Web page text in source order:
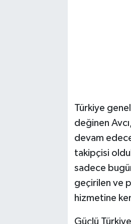
​Türkiye
değinen
devam
takipçisi
sadece
geçirilen ve
hizmetine
​Güçlü